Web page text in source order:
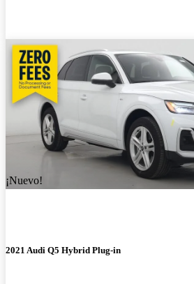
¡Nuevo!
2021 Audi Q5 Hybrid Plug-in